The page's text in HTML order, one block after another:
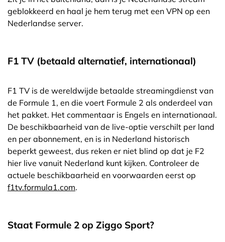
geblokkeerd en haal je hem terug met een VPN op een
Nederlandse server.
F1 TV (betaald alternatief, internationaal)
F1 TV is de wereldwijde betaalde streamingdienst van
de Formule 1, en die voert Formule 2 als onderdeel van
het pakket. Het commentaar is Engels en internationaal.
De beschikbaarheid van de live-optie verschilt per land
en per abonnement, en is in Nederland historisch
beperkt geweest, dus reken er niet blind op dat je F2
hier live vanuit Nederland kunt kijken. Controleer de
actuele beschikbaarheid en voorwaarden eerst op
f1tv.formula1.com.
Staat Formule 2 op Ziggo Sport?